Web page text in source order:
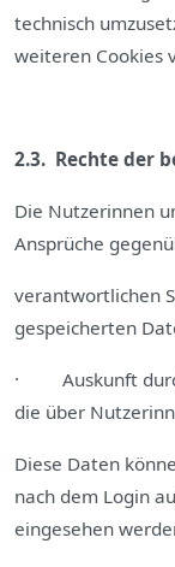
technisch
weiteren Cookies
2.3. Rechte der
Die Nutzerinnen
Ansprüche
verantwortlichen
gespeicherten
· Auskunft
die über
Diese Daten
nach dem Login
eingesehen